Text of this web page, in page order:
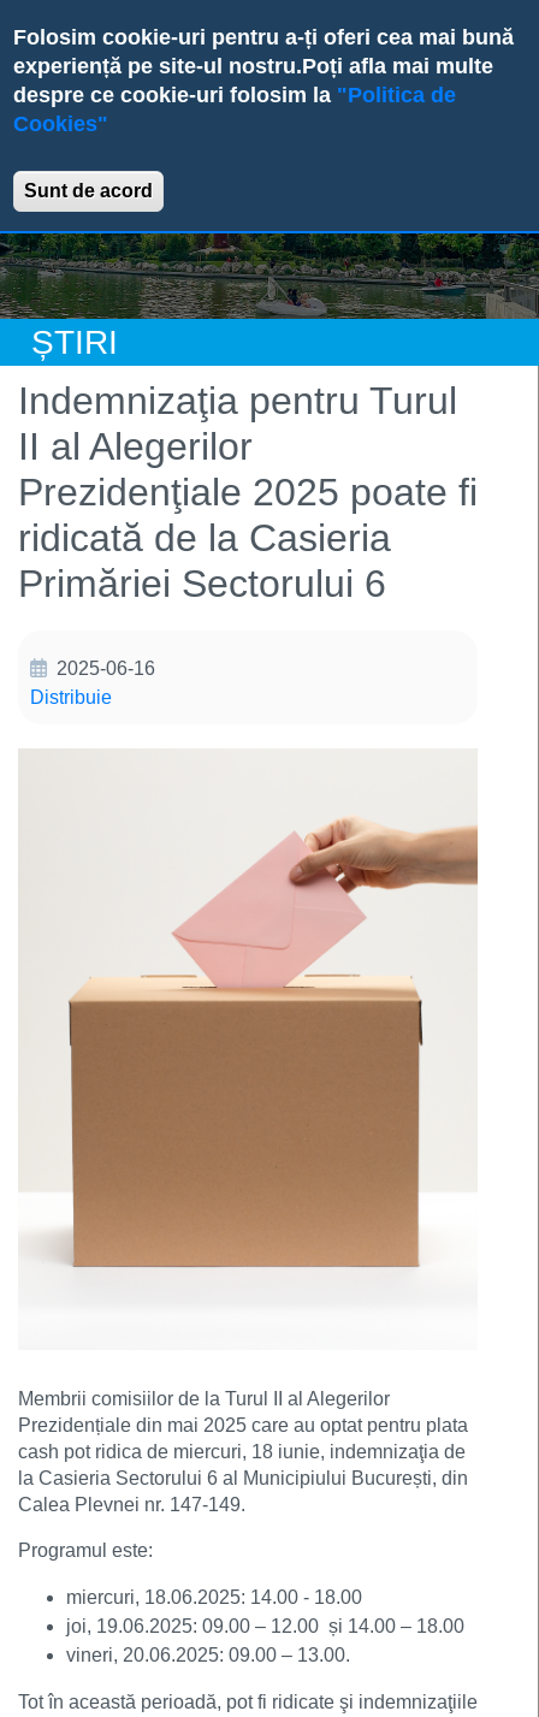
Folosim cookie-uri pentru a-ți oferi cea mai bună
experiență pe site-ul nostru.Poți afla mai multe
despre ce cookie-uri folosim la "Politica de
Cookies"
Sunt de acord
to
main
content
Primăria Sectorului 6
ȘTIRI
Indemnizaţia pentru Turul
II al Alegerilor
Prezidenţiale 2025 poate fi
ridicată de la Casieria
Primăriei Sectorului 6
2025-06-16
Distribuie
Membrii comisiilor de la Turul II al Alegerilor
Prezidențiale din mai 2025 care au optat pentru plata
cash pot ridica de miercuri, 18 iunie, indemnizaţia de
la Casieria Sectorului 6 al Municipiului București, din
Calea Plevnei nr. 147-149.
Programul este:
miercuri, 18.06.2025: 14.00 - 18.00
joi, 19.06.2025: 09.00 – 12.00 și 14.00 – 18.00
vineri, 20.06.2025: 09.00 – 13.00.
Tot în această perioadă, pot fi ridicate şi indemnizaţiile